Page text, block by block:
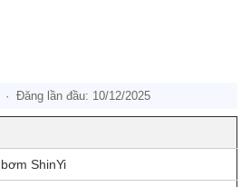
· Đăng lần đầu: 10/12/2025
ShinYi